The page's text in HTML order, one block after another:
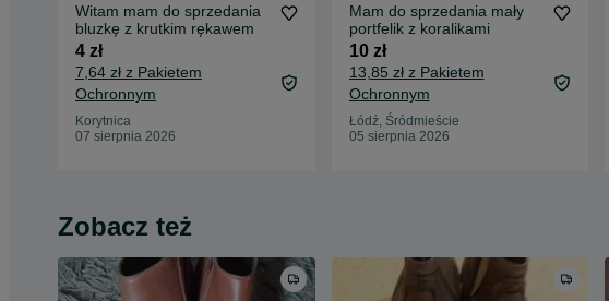
Witam mam do sprzedania
bluzkę z krutkim rękawem
4 zł
7,64 zł z Pakietem
Ochronnym
Korytnica
07 sierpnia 2026
Mam do sprzedania mały
portfelik z koralikami
10 zł
13,85 zł z Pakietem
Ochronnym
Łódź, Śródmieście
05 sierpnia 2026
Zobacz też